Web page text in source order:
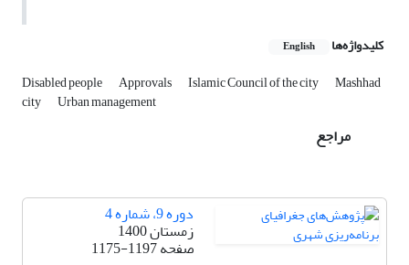
کلیدواژه‌ها English
Disabled people Approvals Islamic Council of the city Mashhad
city Urban management
مراجع
دوره 9، شماره 4
زمستان 1400
صفحه1175-1197